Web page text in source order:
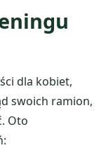
dla kobiet,
swoich ramion,
Oto